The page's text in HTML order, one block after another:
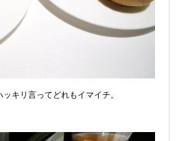
キリ言ってどれもイマイチ。